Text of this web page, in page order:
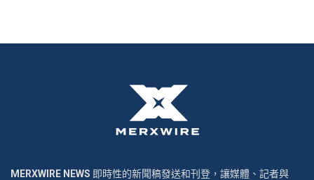
MERXWIRE NEWS 即時性的新聞稿發送和刊登，讓媒體、記者與